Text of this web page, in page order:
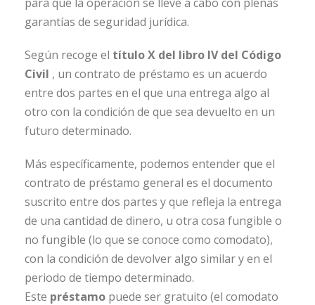
garantías de seguridad jurídica.
Según recoge el título X del libro IV del Código
Civil , un contrato de préstamo es un acuerdo
entre dos partes en el que una entrega algo al
otro con la condición de que sea devuelto en un
futuro determinado.
Más específicamente, podemos entender que el
contrato de préstamo general es el documento
suscrito entre dos partes y que refleja la entrega
de una cantidad de dinero, u otra cosa fungible o
no fungible (lo que se conoce como comodato),
con la condición de devolver algo similar y en el
periodo de tiempo determinado.
Este préstamo puede ser gratuito (el comodato